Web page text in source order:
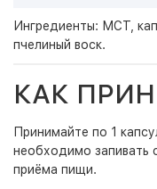
Ингредиенты: МСТ,
пчелиный воск.
КАК
Принимайте по 1
необходимо запивать
приёма пищи.